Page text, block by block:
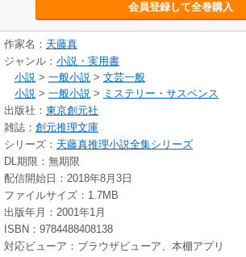
会員登録して全巻購入
作家名： 天藤真
ジャンル： 小説・実用書
小説 > 一般小説 > 文芸一般
小説 > 一般小説 > ミステリー・サスペンス
出版社： 東京創元社
雑誌： 創元推理文庫
シリーズ： 天藤真推理小説全集シリーズ
DL期限：無期限
配信開始日：2018年8月3日
ファイルサイズ：1.7MB
出版年月：2001年1月
ISBN：9784488408138
対応ビューア：ブラウザビューア、本棚アプリ